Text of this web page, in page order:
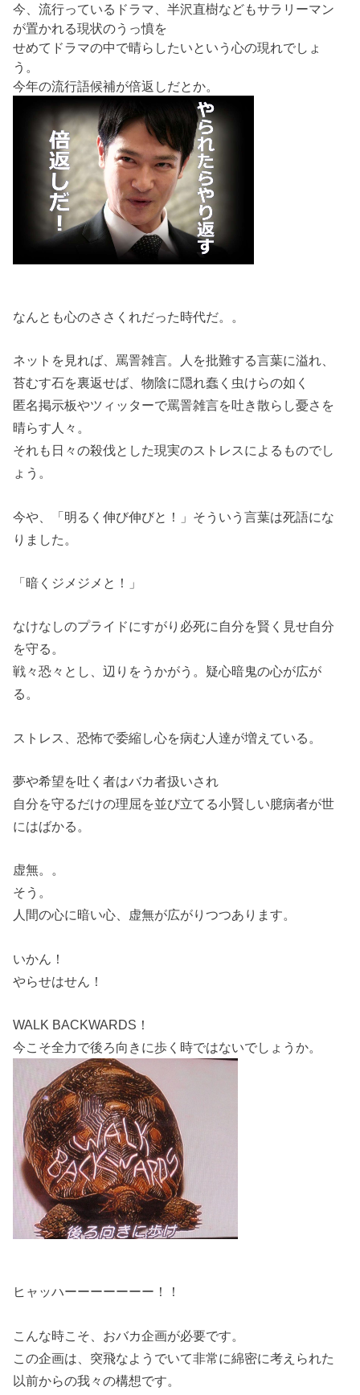
今、流行っているドラマ、半沢直樹などもサラリーマン
が置かれる現状のうっ憤を
せめてドラマの中で晴らしたいという心の現れでしょ
う。
今年の流行語候補が倍返しだとか。
なんとも心のささくれだった時代だ。。
ネットを見れば、罵詈雑言。人を批難する言葉に溢れ、
苔むす石を裏返せば、物陰に隠れ蠢く虫けらの如く
匿名掲示板やツィッターで罵詈雑言を吐き散らし憂さを
晴らす人々。
それも日々の殺伐とした現実のストレスによるものでし
ょう。
今や、「明るく伸び伸びと！」そういう言葉は死語にな
りました。
「暗くジメジメと！」
なけなしのプライドにすがり必死に自分を賢く見せ自分
を守る。
戦々恐々とし、辺りをうかがう。疑心暗鬼の心が広が
る。
ストレス、恐怖で委縮し心を病む人達が増えている。
夢や希望を吐く者はバカ者扱いされ
自分を守るだけの理屈を並び立てる小賢しい臆病者が世
にはばかる。
虚無。。
そう。
人間の心に暗い心、虚無が広がりつつあります。
いかん！
やらせはせん！
WALK BACKWARDS！
今こそ全力で後ろ向きに歩く時ではないでしょうか。
ヒャッハーーーーーーー！！
こんな時こそ、おバカ企画が必要です。
この企画は、突飛なようでいて非常に綿密に考えられた
以前からの我々の構想です。